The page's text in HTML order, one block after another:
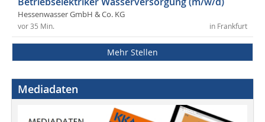
Hessenwasser GmbH & Co. KG
in Frankfurt
vor 35 Min.
Mehr Stellen
Mediadaten